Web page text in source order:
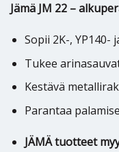
Jämä JM 22 –
Sopii 2K-, YP140-
Tukee
Kestävä
Parantaa
JÄMÄ tuotteet